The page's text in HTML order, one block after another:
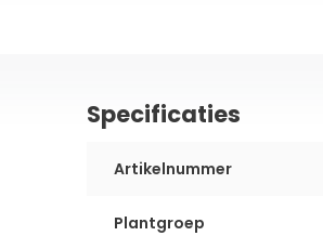
Specificaties
Artikelnummer
Plantgroep